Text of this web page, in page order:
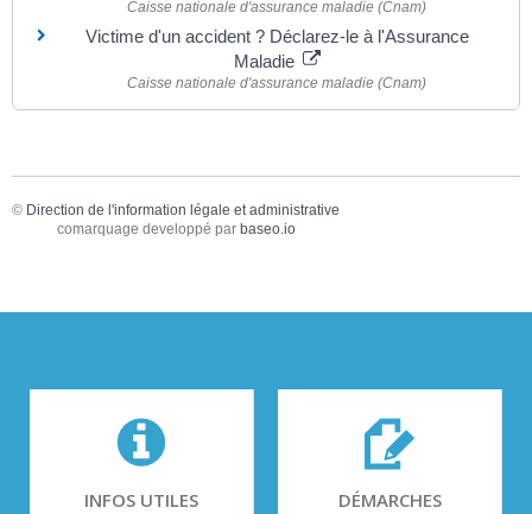
Caisse nationale d'assurance maladie (Cnam)
Victime d'un accident ? Déclarez-le à l'Assurance
Maladie
Caisse nationale d'assurance maladie (Cnam)
© Direction de l'information légale et administrative
comarquage developpé par baseo.io
INFOS UTILES
DÉMARCHES